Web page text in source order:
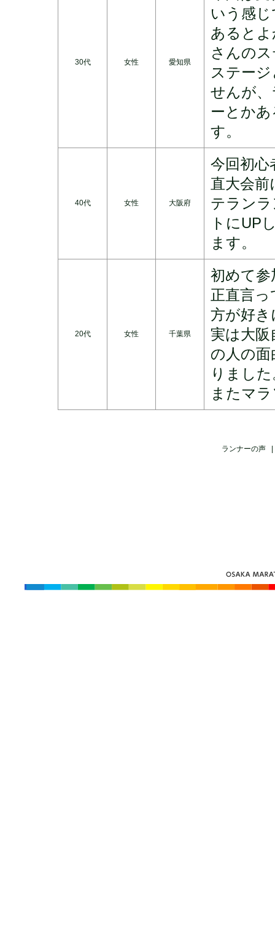
30代 女性 愛知県
いう感
あると
さんの
ステー
せんが
ーとか
す。
40代 女性 大阪府
今回初心
直大会
テラン
トにUP
ます。
20代 女性 千葉県
初めて参
正直言
方が好き
実は大
の人の
りました
またマ
ランナーの